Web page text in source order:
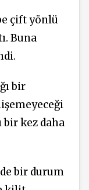
çift yönlü
Buna
bir
bir kez daha
bir durum